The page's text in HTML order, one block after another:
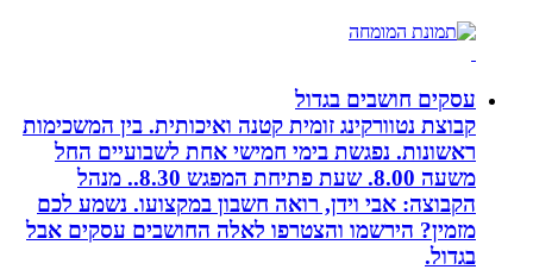
עסקים חושבים בגדול
קבוצת נטוורקינג זומית קטנה ואיכותית. בין המשכימות
ראשונות. נפגשת בימי חמישי אחת לשבועיים החל
משעה 8.00. שעת פתיחת המפגש 8.30.. מנהל
הקבוצה: אבי וידן, רואה חשבון במקצועו. נשמע לכם
מזמין? הירשמו והצטרפו לאלה החושבים עסקים אבל
בגדול.